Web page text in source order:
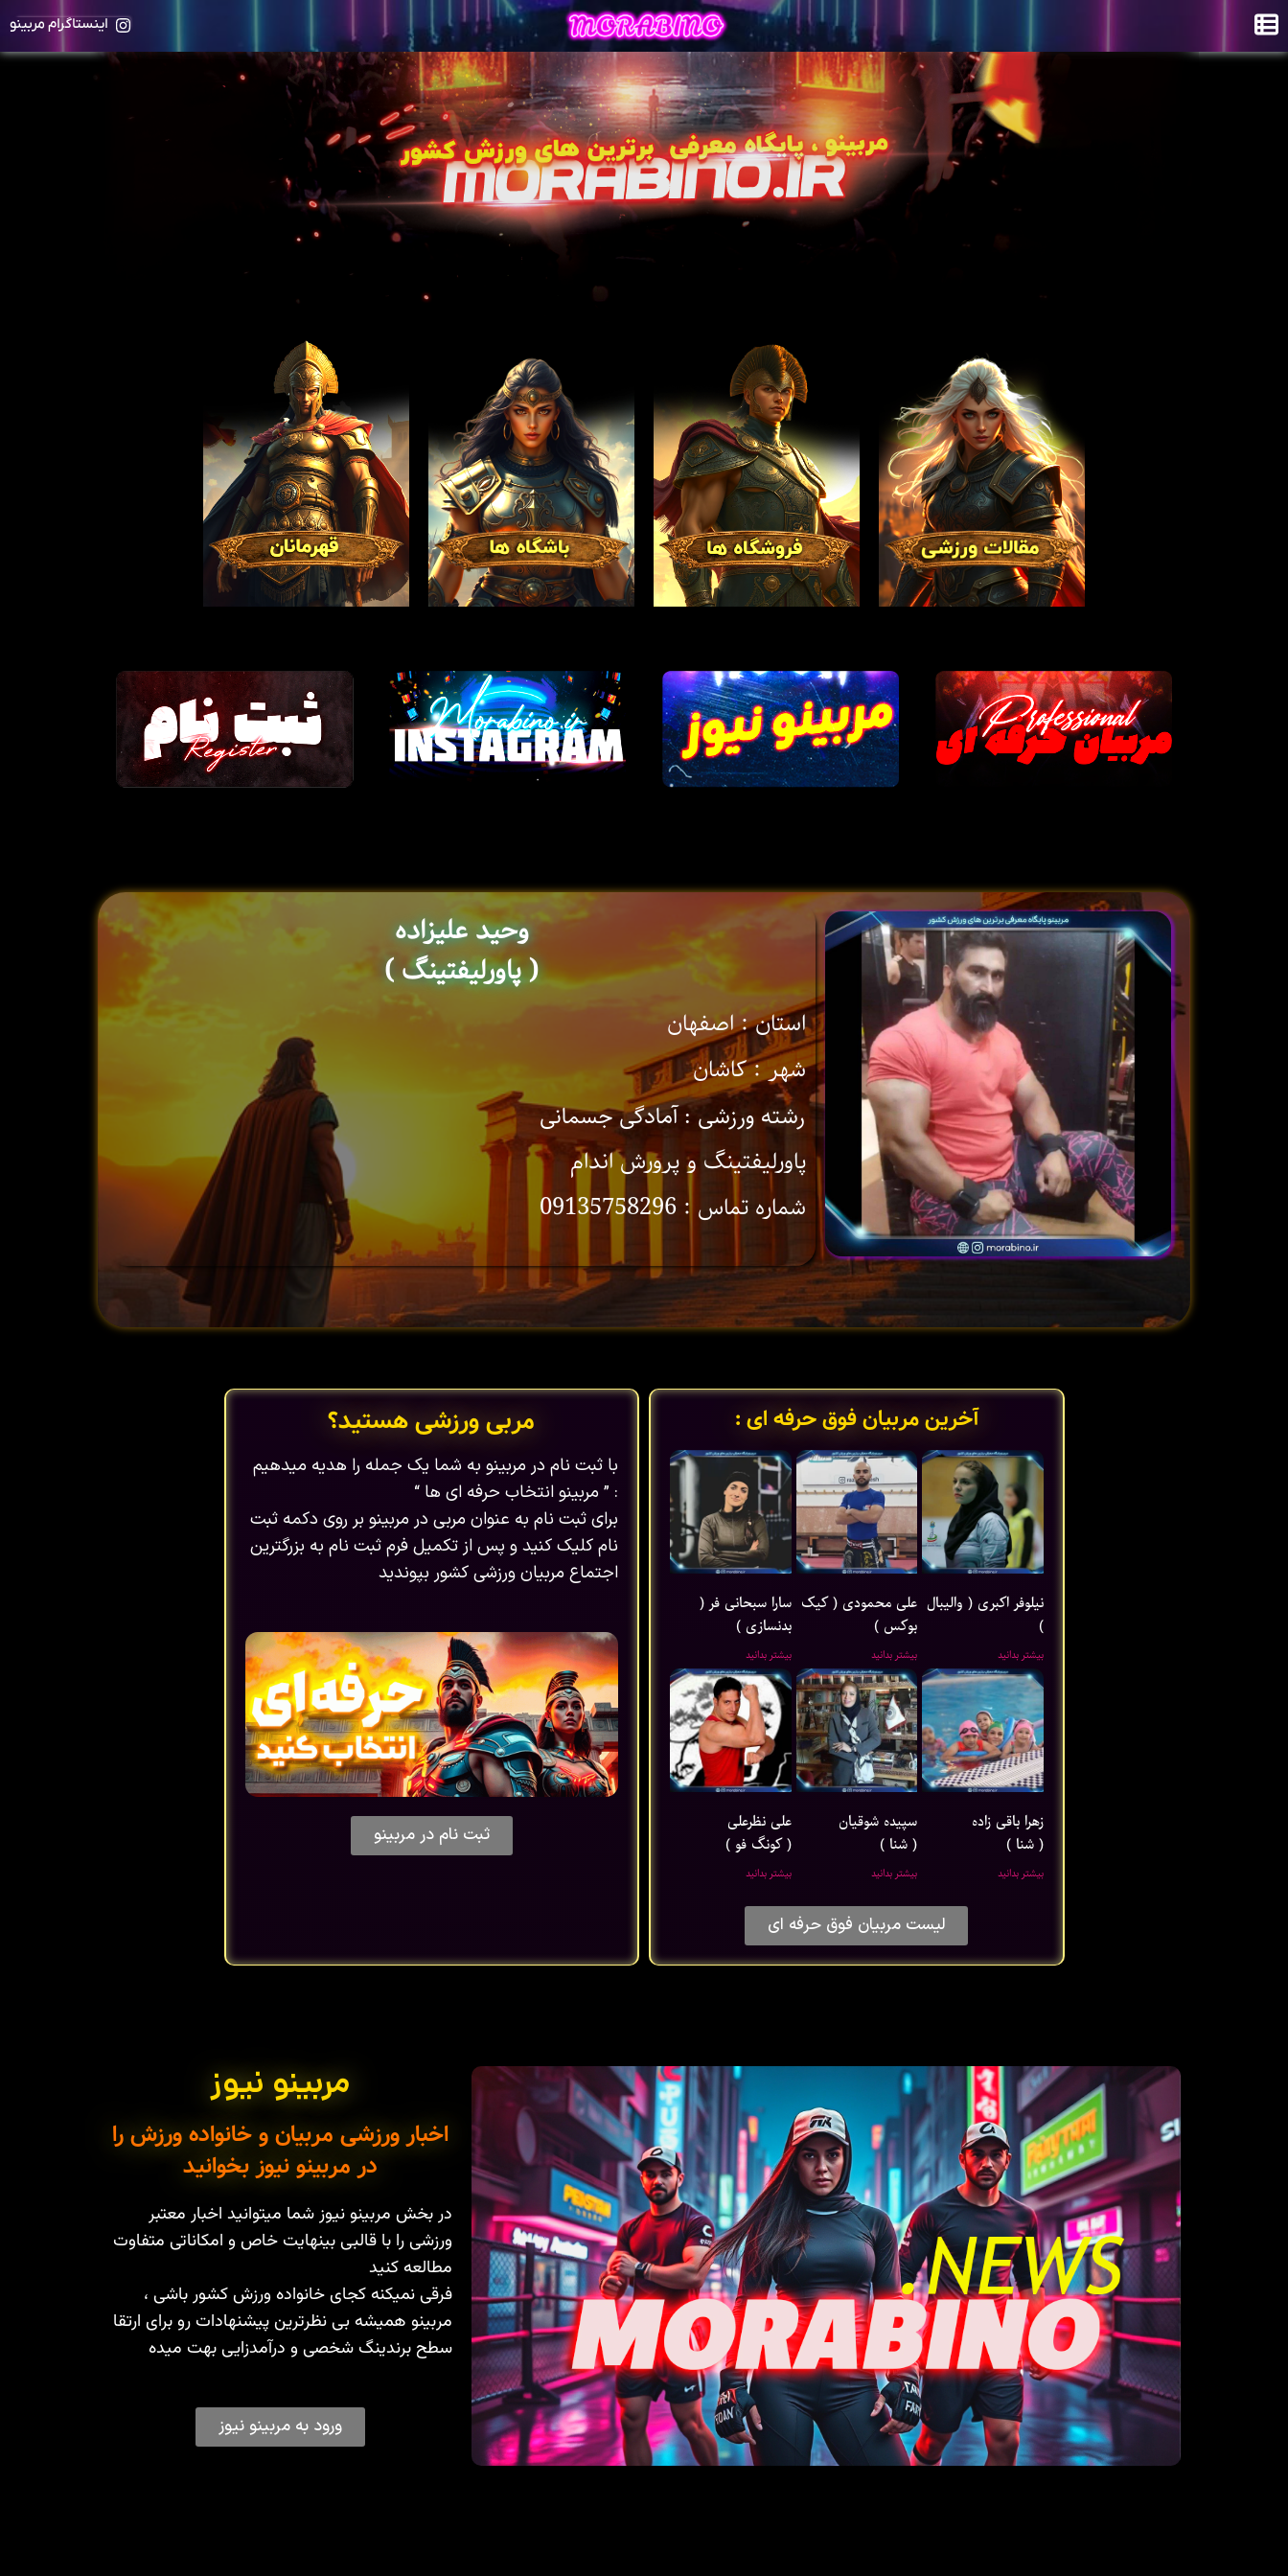
اینستاگرام مربینو
وحید علیزاده
( پاورلیفتینگ )
استان : اصفهان
شهر : کاشان
رشته ورزشی : آمادگی جسمانی
پاورلیفتینگ و پرورش اندام
شماره تماس : 09135758296
آخرین مربیان فوق حرفه ای :
نیلوفر اکبری ( والیبال
)
بیشتر بدانید
علی محمودی ( کیک
بوکس )
بیشتر بدانید
سارا سبحانی فر (
بدنسازی )
بیشتر بدانید
زهرا باقی ‌زاده
( شنا )
بیشتر بدانید
سپیده شوقیان
( شنا )
بیشتر بدانید
علی نظرعلی
( کونگ فو )
بیشتر بدانید
لیست مربیان فوق حرفه ای
مربی ورزشی هستید؟
با ثبت نام در مربینو به شما یک جمله را هدیه میدهیم
: ” مربینو انتخاب حرفه ای ها “
برای ثبت نام به عنوان مربی در مربینو بر روی دکمه ثبت
نام کلیک کنید و پس از تکمیل فرم ثبت نام به بزرگترین
اجتماع مربیان ورزشی کشور بپوندید
ثبت نام در مربینو
مربینو نیوز
اخبار ورزشی مربیان و خانواده ورزش را
در مربینو نیوز بخوانید
در بخش مربینو نیوز شما میتوانید اخبار معتبر
ورزشی را با قالبی بینهایت خاص و امکاناتی متفاوت
مطالعه کنید
فرقی نمیکنه کجای خانواده ورزش کشور باشی ،
مربینو همیشه بی نظرترین پیشنهادات رو برای ارتقا
سطح برندینگ شخصی و درآمدزایی بهت میده
ورود به مربینو نیوز